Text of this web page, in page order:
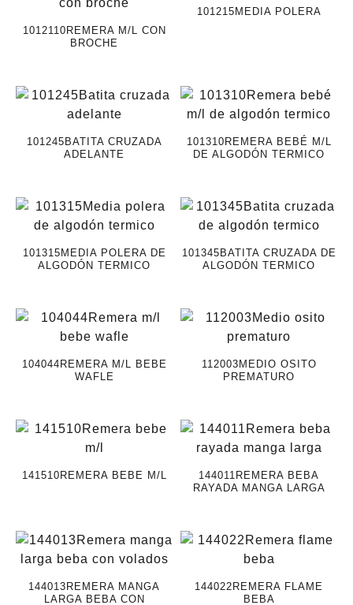
1012110REMERA M/L CON
BROCHE
101215MEDIA POLERA
101245BATITA CRUZADA
ADELANTE
101310REMERA BEBÉ M/L
DE ALGODÓN TERMICO
101315MEDIA POLERA DE
ALGODÓN TERMICO
101345BATITA CRUZADA DE
ALGODÓN TERMICO
104044REMERA M/L BEBE
WAFLE
112003MEDIO OSITO
PREMATURO
141510REMERA BEBE M/L
144011REMERA BEBA
RAYADA MANGA LARGA
144013REMERA MANGA
LARGA BEBA CON
144022REMERA FLAME
BEBA